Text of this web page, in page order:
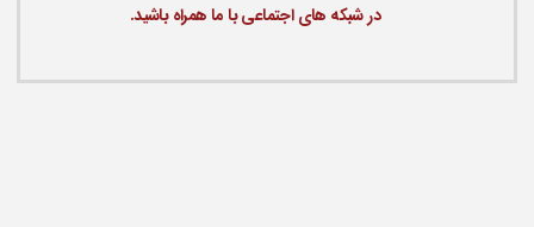
در شبکه های اجتماعی با ما همراه باشید.